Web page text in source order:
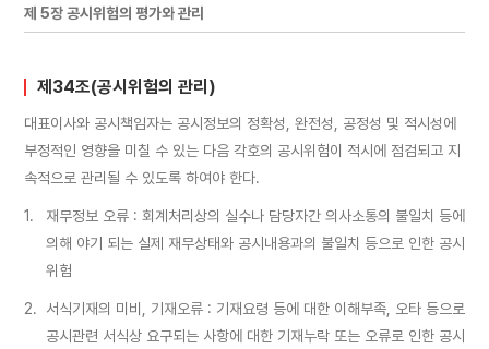
제 5장 공시위험의 평가와 관리
제34조(공시위험의 관리)
대표이사와 공시책임자는 공시정보의 정확성, 완전성, 공정성 및 적시성에
부정적인 영향을 미칠 수 있는 다음 각호의 공시위험이 적시에 점검되고 지
속적으로 관리될 수 있도록 하여야 한다.
1.
재무정보 오류 : 회계처리상의 실수나 담당자간 의사소통의 불일치 등에
의해 야기 되는 실제 재무상태와 공시내용과의 불일치 등으로 인한 공시
위험
2.
서식기재의 미비, 기재오류 : 기재요령 등에 대한 이해부족, 오타 등으로
공시관련 서식상 요구되는 사항에 대한 기재누락 또는 오류로 인한 공시